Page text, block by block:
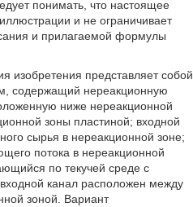
понимать, что настоящее
и не ограничивает
и прилагаемой формулы
изобретения представляет собой
содержащий нереакционную
ниже нереакционной
зоны пластиной; входной
сырья в нереакционной зоне;
потока в нереакционной
по текучей среде с
канал расположен между
зоной. Вариант